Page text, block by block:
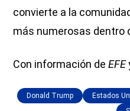
convierte a la
más numerosas dentro
Con información deEFE
Donald Trump Estados